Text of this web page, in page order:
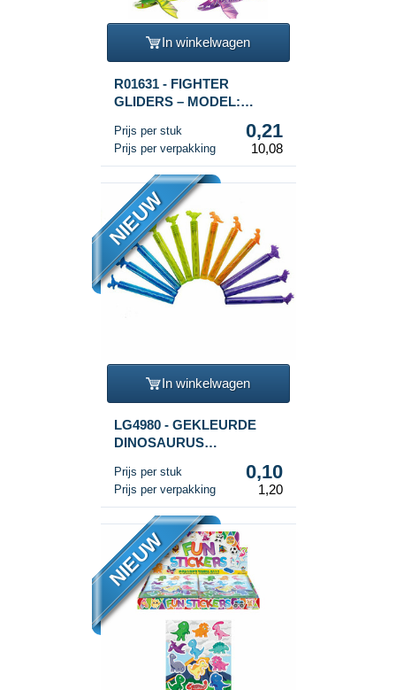
In winkelwagen
R01631 - FIGHTER
GLIDERS – MODEL:
(48st.)
Prijs per stuk 0,21
Prijs per verpakking 10,08
NIEUW
In winkelwagen
LG4980 - GEKLEURDE
DINOSAURUS
(1 Verpakking a 12st.)
Prijs per stuk 0,10
Prijs per verpakking 1,20
NIEUW